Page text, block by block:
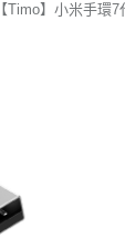
【Timo】小米手環